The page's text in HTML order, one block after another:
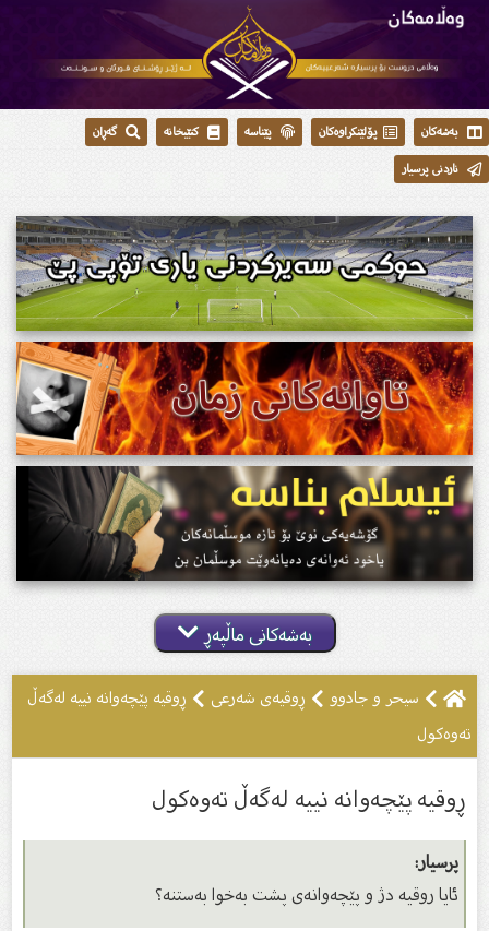
بەشەکان پۆلێنکراوەکان پێناسە کتێبخانە
گەڕان
ناردنی پرسیار
بەشەکانی ماڵپەڕ
سيحر و جادوو ڕوقیەى شەرعى
ڕوقیە پێچەوانە نییە لەگەڵ
تەوەکول
ڕوقیە پێچەوانە نییە لەگەڵ تەوەکول
پرسیار:
ئایا روقیە دژ و پێچەوانەى پشت بەخوا بەستنە؟